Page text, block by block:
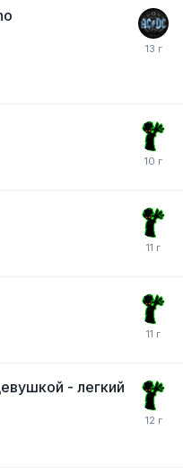
- легкий